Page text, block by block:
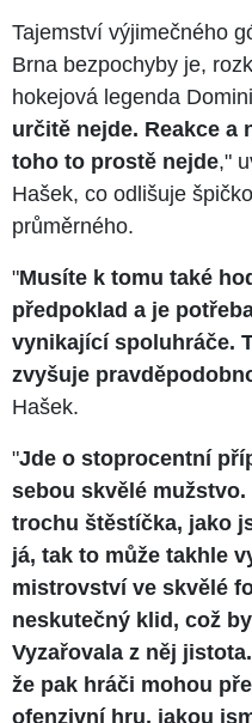
Tajemství výjimečného
Brna bezpochyby je,
hokejová legenda
určitě nejde. Reakce a
toho to prostě nejde,"
Hašek, co odlišuje
průměrného.
"Musíte k tomu také
předpoklad a je
vynikající spoluhráče.
zvyšuje
Hašek.
"Jde o stoprocentní
sebou skvělé
trochu štěstíčka, jako
já, tak to může takhle
mistrovství ve skvělé
neskutečný klid, což
Vyzařovala z něj
že pak hráči mohou
ofenzivní hru, jakou